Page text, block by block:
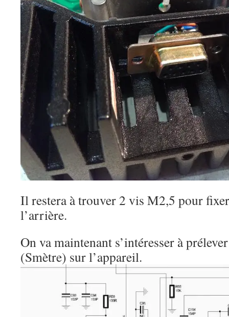
Il restera à trouver 2 vis M2,5 pour
l’arrière.
On va maintenant s’intéresser à
(Smètre) sur l’appareil.